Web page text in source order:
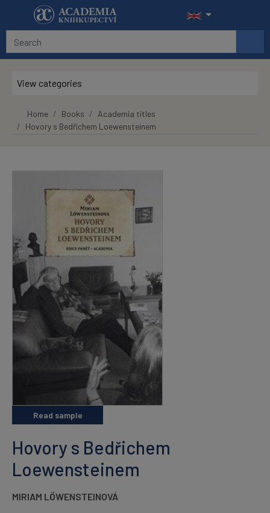
Skip to main content
View categories
Home Books
Academia titles
Hovory s Bedřichem Loewensteinem
Hovory s Bedřichem
Loewensteinem
MIRIAM LÖWENSTEINOVÁ
Read sample